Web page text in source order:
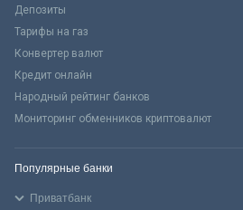
Депозиты
Тарифы на газ
Конвертер валют
Кредит онлайн
Народный рейтинг банков
Мониторинг обменников криптовалют
Популярные банки
Приватбанк